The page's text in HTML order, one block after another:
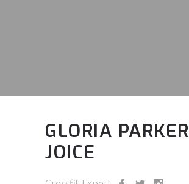
GLORIA PARKER
JOICE